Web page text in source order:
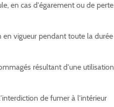
en cas d'égarement ou de perte
vigueur pendant toute la durée
résultant d'une utilisation
de fumer à l'intérieur